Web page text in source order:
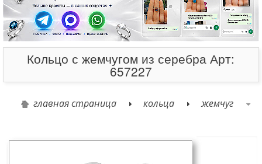
Кольцо с жемчугом из серебра Арт:
657227
главная страница кольца жемчуг